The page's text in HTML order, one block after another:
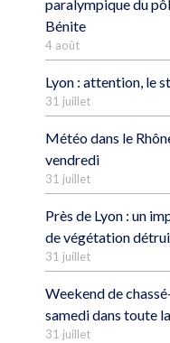
paralympique du
Bénite
4 août
Lyon : attention, le
31 juillet
Météo dans le
vendredi
31 juillet
Près de Lyon : un
de végétation
31 juillet
Weekend de
samedi dans toute
31 juillet